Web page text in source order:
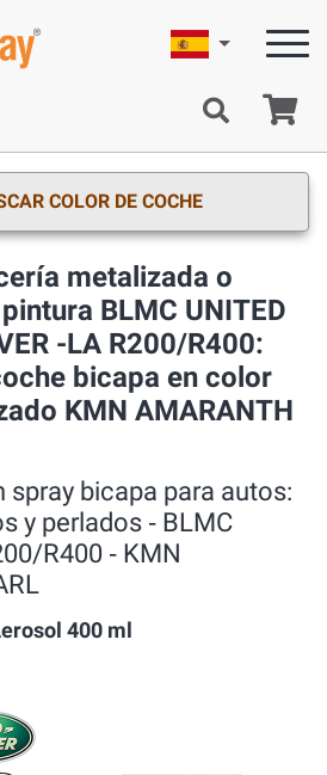
Español
COLOR DE COCHE
metalizada o
BLMC UNITED
-LA R200/R400:
bicapa en color
KMN AMARANTH
spray bicapa para autos:
y perlados ‐ BLMC
R400 ‐ KMN
400 ml